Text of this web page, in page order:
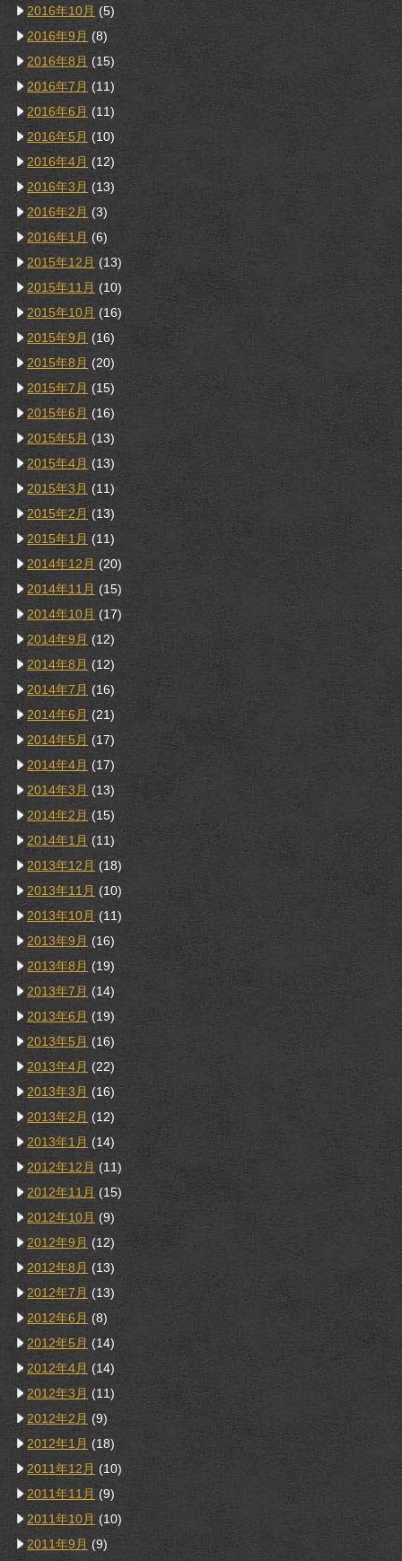
2016年10月 (5)
2016年9月 (8)
2016年8月 (15)
2016年7月 (11)
2016年6月 (11)
2016年5月 (10)
2016年4月 (12)
2016年3月 (13)
2016年2月 (3)
2016年1月 (6)
2015年12月 (13)
2015年11月 (10)
2015年10月 (16)
2015年9月 (16)
2015年8月 (20)
2015年7月 (15)
2015年6月 (16)
2015年5月 (13)
2015年4月 (13)
2015年3月 (11)
2015年2月 (13)
2015年1月 (11)
2014年12月 (20)
2014年11月 (15)
2014年10月 (17)
2014年9月 (12)
2014年8月 (12)
2014年7月 (16)
2014年6月 (21)
2014年5月 (17)
2014年4月 (17)
2014年3月 (13)
2014年2月 (15)
2014年1月 (11)
2013年12月 (18)
2013年11月 (10)
2013年10月 (11)
2013年9月 (16)
2013年8月 (19)
2013年7月 (14)
2013年6月 (19)
2013年5月 (16)
2013年4月 (22)
2013年3月 (16)
2013年2月 (12)
2013年1月 (14)
2012年12月 (11)
2012年11月 (15)
2012年10月 (9)
2012年9月 (12)
2012年8月 (13)
2012年7月 (13)
2012年6月 (8)
2012年5月 (14)
2012年4月 (14)
2012年3月 (11)
2012年2月 (9)
2012年1月 (18)
2011年12月 (10)
2011年11月 (9)
2011年10月 (10)
2011年9月 (9)